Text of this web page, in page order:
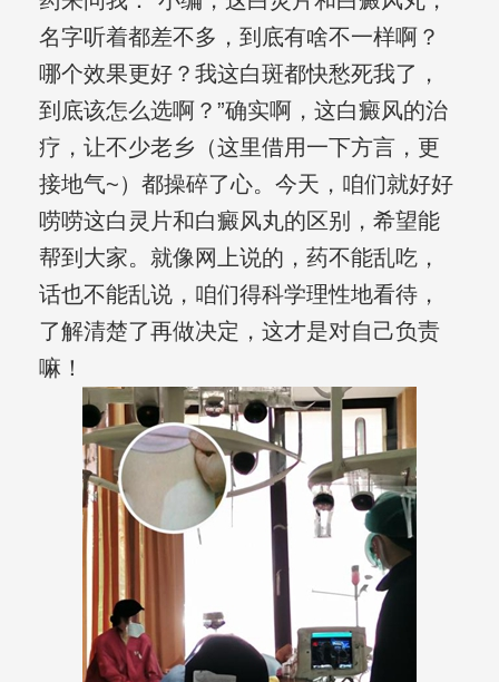
名字听着都差不多，到底有啥不一样啊？
哪个效果更好？我这白斑都快愁死我了，
到底该怎么选啊？”确实啊，这白癜风的治
疗，让不少老乡（这里借用一下方言，更
接地气~）都操碎了心。今天，咱们就好好
唠唠这白灵片和白癜风丸的区别，希望能
帮到大家。就像网上说的，药不能乱吃，
话也不能乱说，咱们得科学理性地看待，
了解清楚了再做决定，这才是对自己负责
嘛！